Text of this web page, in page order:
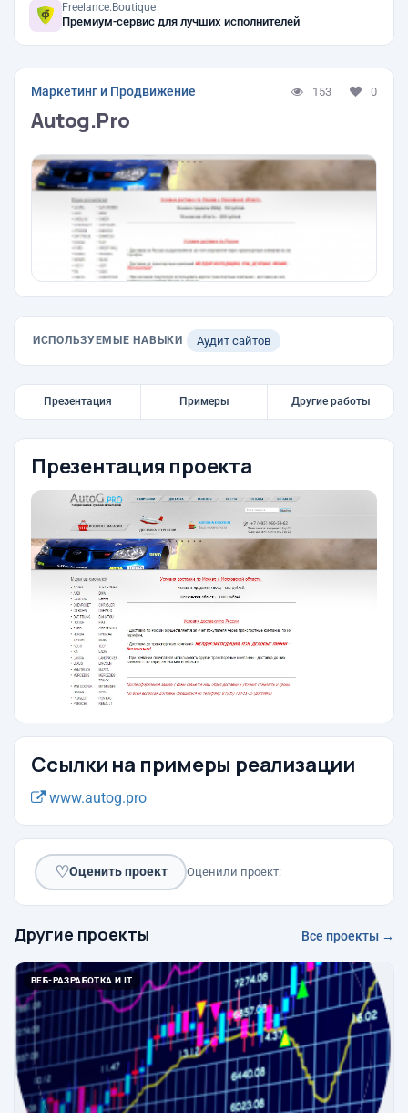
Freelance.Boutique
Премиум-сервис для лучших исполнителей
Маркетинг и Продвижение 153 0
Autog.Pro
ИСПОЛЬЗУЕМЫЕ НАВЫКИ Аудит сайтов
Презентация Примеры Другие работы
Презентация проекта
Ссылки на примеры реализации
www.autog.pro
♡Оценить проект Оценили проект:
Другие проекты Все проекты →
ВЕБ-РАЗРАБОТКА И IT